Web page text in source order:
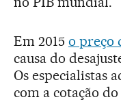
Em 2015 o preço
causa do
Os especialistas
com a cotação